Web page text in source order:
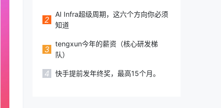
2
AI Infra超级周期，这六个方向你必须
知道
3
tengxun今年的薪资（核心研发梯
队）
4 快手提前发年终奖，最高15个月。